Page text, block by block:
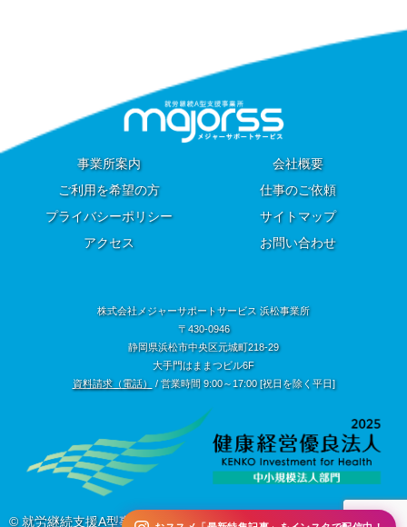
事業所案内
会社概要
ご利用を希望の方
仕事のご依頼
プライバシーポリシー
サイトマップ
アクセス
お問い合わせ
株式会社メジャーサポートサービス 浜松事業所
〒430-0946
静岡県浜松市中央区元城町218-29
大手門はままつビル6F
資料請求（電話）
/ 営業時間 9:00～17:00 [祝日を除く平日]
© 就労継続支援A型事業所 株式会社メジャーサポートサービス 浜